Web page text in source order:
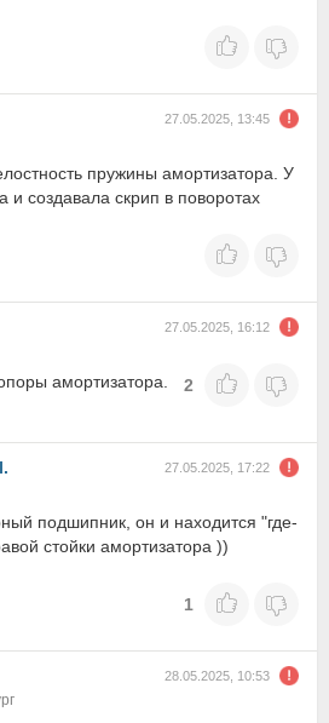
27.05.2025, 13:45
пружины амортизатора. У
и создавала скрип в поворотах
27.05.2025, 16:12
амортизатора. 2
27.05.2025, 17:22
подшипник, он и находится "где-
стойки амортизатора ))
1
28.05.2025, 10:53